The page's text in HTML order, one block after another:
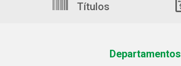
Títulos
Departamentos